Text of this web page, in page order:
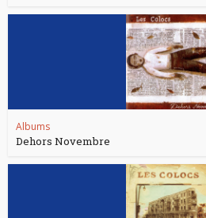
Albums
Dehors Novembre